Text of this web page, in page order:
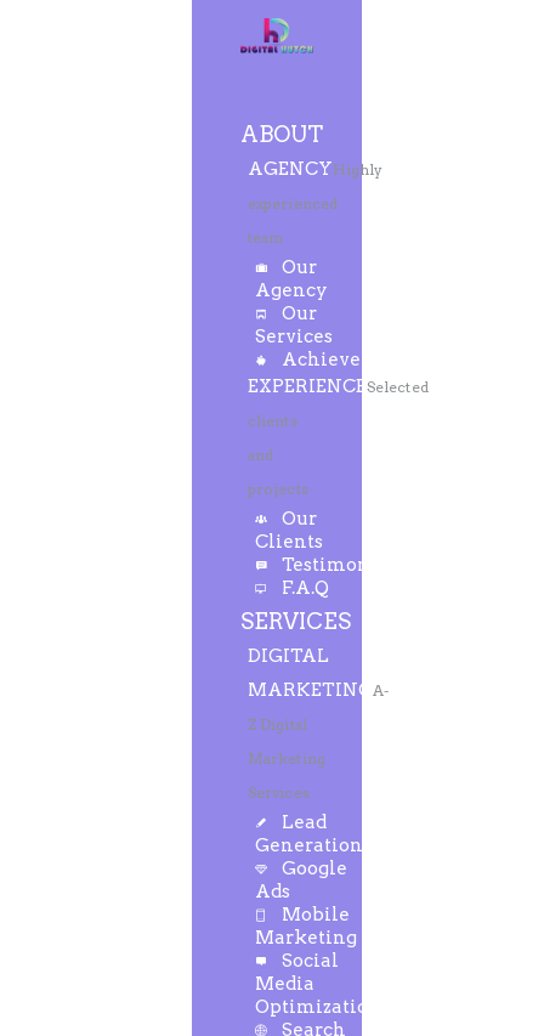
ABOUT
AGENCYHighly
experienced
team
Our
Agency
Our
Services
Achievements
EXPERIENCE Selected
clients
and
projects
Our
Clients
Testimonials
F.A.Q
SERVICES
DIGITAL
MARKETING A-
Z Digital
Marketing
Services
Lead
Generation
Google
Ads
Mobile
Marketing
Social
Media
Optimization
Search